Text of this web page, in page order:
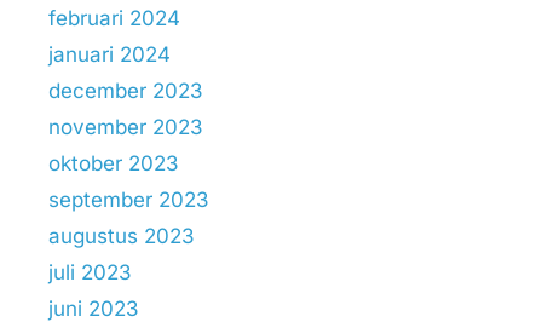
februari 2024
januari 2024
december 2023
november 2023
oktober 2023
september 2023
augustus 2023
juli 2023
juni 2023